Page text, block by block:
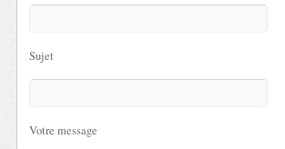
Sujet
Votre message